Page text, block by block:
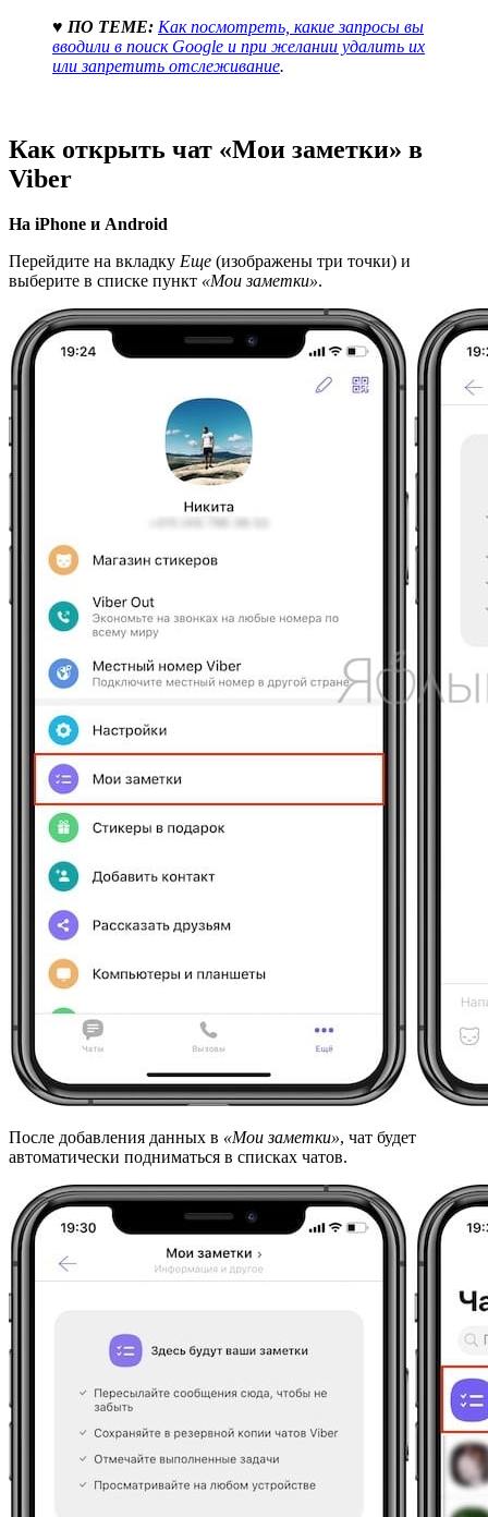
♥ ПО ТЕМЕ: Как посмотреть, какие запросы вы
вводили в поиск Google и при желании удалить их
или запретить отслеживание.
Как открыть чат «Мои заметки» в
Viber
На iPhone и Android
Перейдите на вкладку Еще (изображены три точки) и
выберите в списке пункт «Мои заметки».
После добавления данных в «Мои заметки», чат будет
автоматически подниматься в списках чатов.